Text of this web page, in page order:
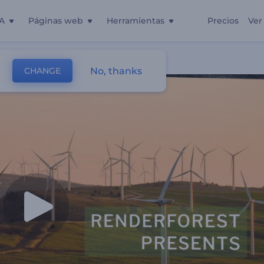
Páginas web Herramientas Precios Ver
CHANGE No, thanks